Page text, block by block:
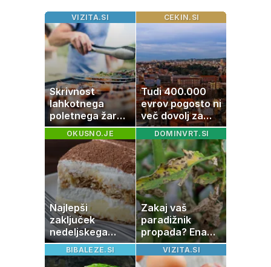
VIZITA.SI
Skrivnost
lahkotnega
poletnega žara,
po katerem ne
boste
potrebovali
popoldanskega
spanca
CEKIN.SI
Tudi 400.000
evrov pogosto ni
več dovolj za
nakup
stanovanja
OKUSNO.JE
Najlepši
zaključek
nedeljskega
kosila: 8 sladic
brez peke, ki se
DOMINVRT.SI
Zakaj vaš
paradižnik
propada? Ena
napaka lahko
uniči rastline –
BIBALEZE.SI VIZITA.SI